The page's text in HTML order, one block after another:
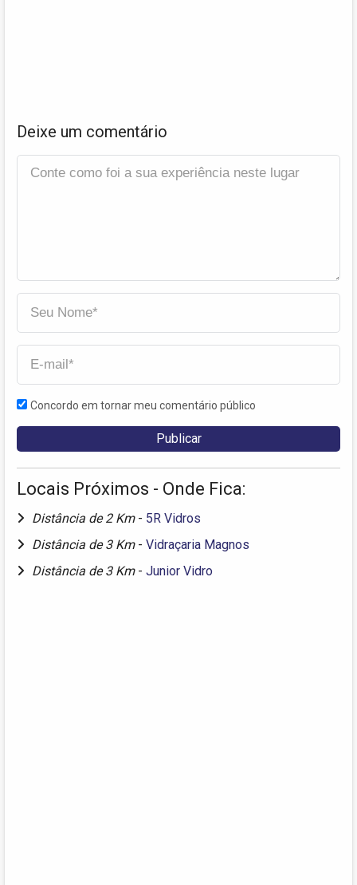
Deixe um comentário
Concordo em tornar meu comentário público
Locais Próximos - Onde Fica:
Distância de 2 Km - 5R Vidros
Distância de 3 Km - Vidraçaria Magnos
Distância de 3 Km - Junior Vidro